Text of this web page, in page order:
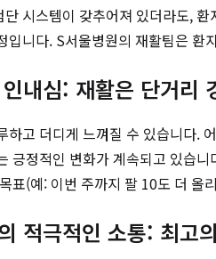
시스템이 갖추어져 있더라도,
입니다. S서울병원의 재활팀은
내심: 재활은 단거리
하고 더디게 느껴질 수 있습니다.
긍정적인 변화가 계속되고 있습
표(예: 이번 주까지 팔 10도 더
적극적인 소통: 최고